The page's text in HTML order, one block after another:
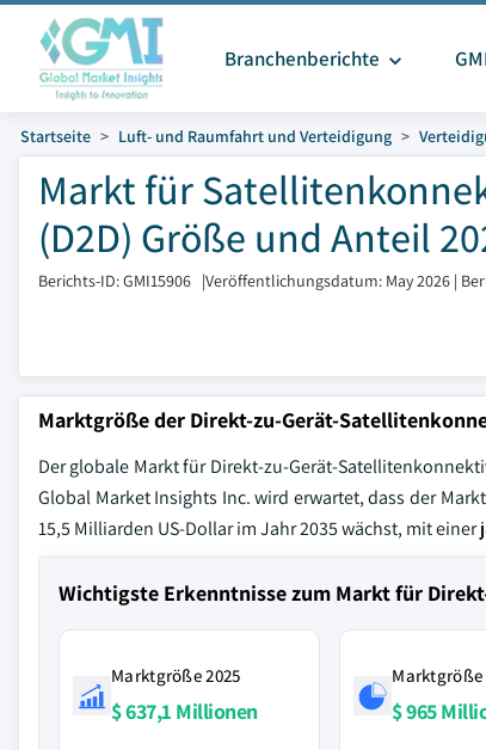
Branchenberichte
Startseite Luft- und Raumfahrt und Verteidigung
Markt für
(D2D) Größe und Anteil
Berichts-ID: GMI15906 |Veröffentlichungsdatum: May 2026 |
Marktgröße der Direkt-zu-Gerät-
Der globale Markt für Direkt-zu-Gerät-
Global Market Insights Inc. wird erwartet, dass der
15,5 Milliarden US-Dollar im Jahr 2035 wächst, mit
Wichtigste Erkenntnisse zum Markt für
Marktgröße 2025
$ 637,1 Millionen
Marktgröße
$ 965